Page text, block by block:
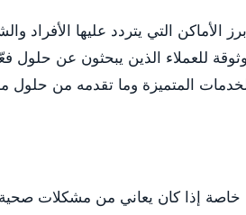
الأماكن التي يتردد عليها الأفراد
للعملاء الذين يبحثون عن حلول
المتميزة وما تقدمه من حلول
خاصة إذا كان يعاني من مشكلات